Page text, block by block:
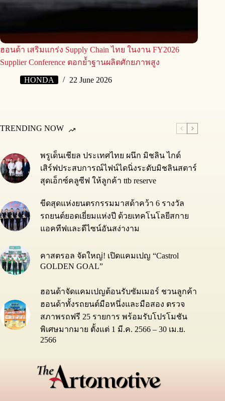
ฮอนด้า เสริมแกร่ง Supply Chain ไทย ในงาน FY2026
Supplier Conference ตอกย้ำฐานผลิตศักยภาพสูง
HONDA 22 June 2026
TRENDING NOW
พรูเด็นเชียล ประเทศไทย ผนึก มิชลิน ไกด์
เสิร์ฟประสบการณ์ไฟน์ไดนิ่งระดับมิชลินสตาร์
สุดเอ็กซ์คลูซีฟ ให้ลูกค้า ttb reserve
ขีดสุดแห่งยนตรกรรมมาสด้าคว้า 6 รางวัล
รถยนต์ยอดเยี่ยมแห่งปี ด้วยเทคโนโลยีสกาย
แอคทีฟและดีไซน์อันสง่างาม
คาสตรอล จัดใหญ่! เปิดแคมเปญ “Castrol
GOLDEN GOAL”
ฮอนด้าจัดแคมเปญต้อนรับซัมเมอร์ ชวนลูกค้า
ฮอนด้าทั้งรถยนต์มือหนึ่งและมือสอง ตรวจ
สภาพรถฟรี 25 รายการ พร้อมรับโปรโมชัน
พิเศษมากมาย ตั้งแต่ 1 มี.ค. 2566 – 30 เม.ย.
2566